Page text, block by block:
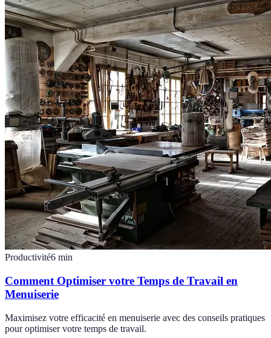
Productivité6 min
Comment Optimiser votre Temps de Travail en
Menuiserie
Maximisez votre efficacité en menuiserie avec des conseils pratiques
pour optimiser votre temps de travail.